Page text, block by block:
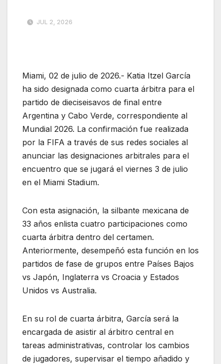
JUL 2, 2026
Miami, 02 de julio de 2026.- Katia Itzel García
ha sido designada como cuarta árbitra para el
partido de dieciseisavos de final entre
Argentina y Cabo Verde, correspondiente al
Mundial 2026. La confirmación fue realizada
por la FIFA a través de sus redes sociales al
anunciar las designaciones arbitrales para el
encuentro que se jugará el viernes 3 de julio
en el Miami Stadium.
Con esta asignación, la silbante mexicana de
33 años enlista cuatro participaciones como
cuarta árbitra dentro del certamen.
Anteriormente, desempeñó esta función en los
partidos de fase de grupos entre Países Bajos
vs Japón, Inglaterra vs Croacia y Estados
Unidos vs Australia.
En su rol de cuarta árbitra, García será la
encargada de asistir al árbitro central en
tareas administrativas, controlar los cambios
de jugadores, supervisar el tiempo añadido y